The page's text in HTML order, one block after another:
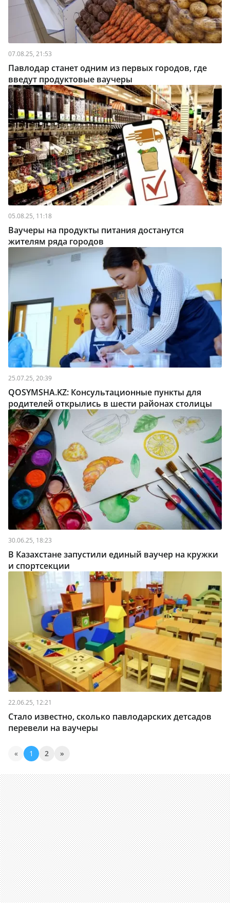
07.08.25, 21:53
Павлодар станет одним из первых городов, где
введут продуктовые ваучеры
05.08.25, 11:18
Ваучеры на продукты питания достанутся
жителям ряда городов
25.07.25, 20:39
QOSYMSHA.KZ: Консультационные пункты для
родителей открылись в шести районах столицы
30.06.25, 18:23
В Казахстане запустили единый ваучер на кружки
и спортсекции
22.06.25, 12:21
Стало известно, сколько павлодарских детсадов
перевели на ваучеры
« 1 2 »